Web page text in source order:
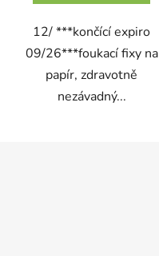
12/ ***končící expiro
09/26***foukací fixy na
papír, zdravotně
nezávadný...